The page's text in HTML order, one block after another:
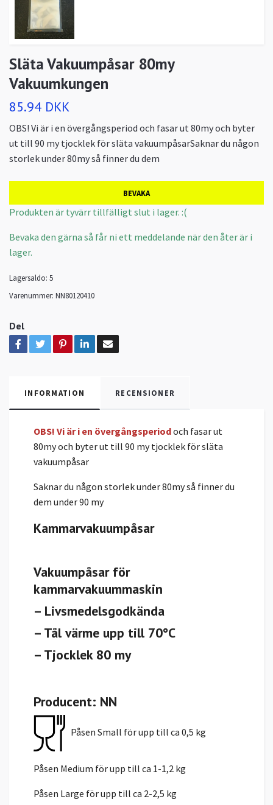
Släta Vakuumpåsar 80my
Vakuumkungen
85.94 DKK
OBS! Vi är i en övergångsperiod och fasar ut 80my och byter
ut till 90 my tjocklek för släta vakuumpåsarSaknar du någon
storlek under 80my så finner du dem
BEVAKA
Produkten är tyvärr tillfälligt slut i lager. :(
Bevaka den gärna så får ni ett meddelande när den åter är i
lager.
Lagersaldo: 5
Varenummer: NN80120410
Del
INFORMATION RECENSIONER
OBS! Vi är i en övergångsperiodoch fasar ut
80my och byter ut till 90 my tjocklek för släta
vakuumpåsar
Saknar du någon storlek under 80my så finner du
dem under 90 my
Kammarvakuumpåsar
Vakuumpåsar för
kammarvakuummaskin
– Livsmedelsgodkända
– Tål värme upp till 70°C
– Tjocklek 80 my
Producent: NN
Påsen Small för upp till ca 0,5 kg
Påsen Medium för upp till ca 1-1,2 kg
Påsen Large för upp till ca 2-2,5 kg